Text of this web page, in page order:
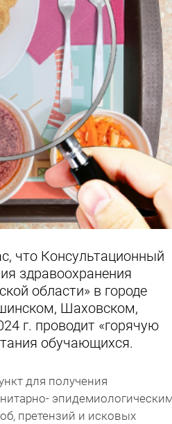
что Консультационный
здравоохранения
области» в городе
Шаховском,
г. проводит «горячую
обучающихся.
для получения
эпидемиологическим
претензий и исковых